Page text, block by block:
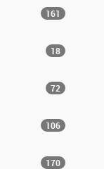
161
18
72
106
170